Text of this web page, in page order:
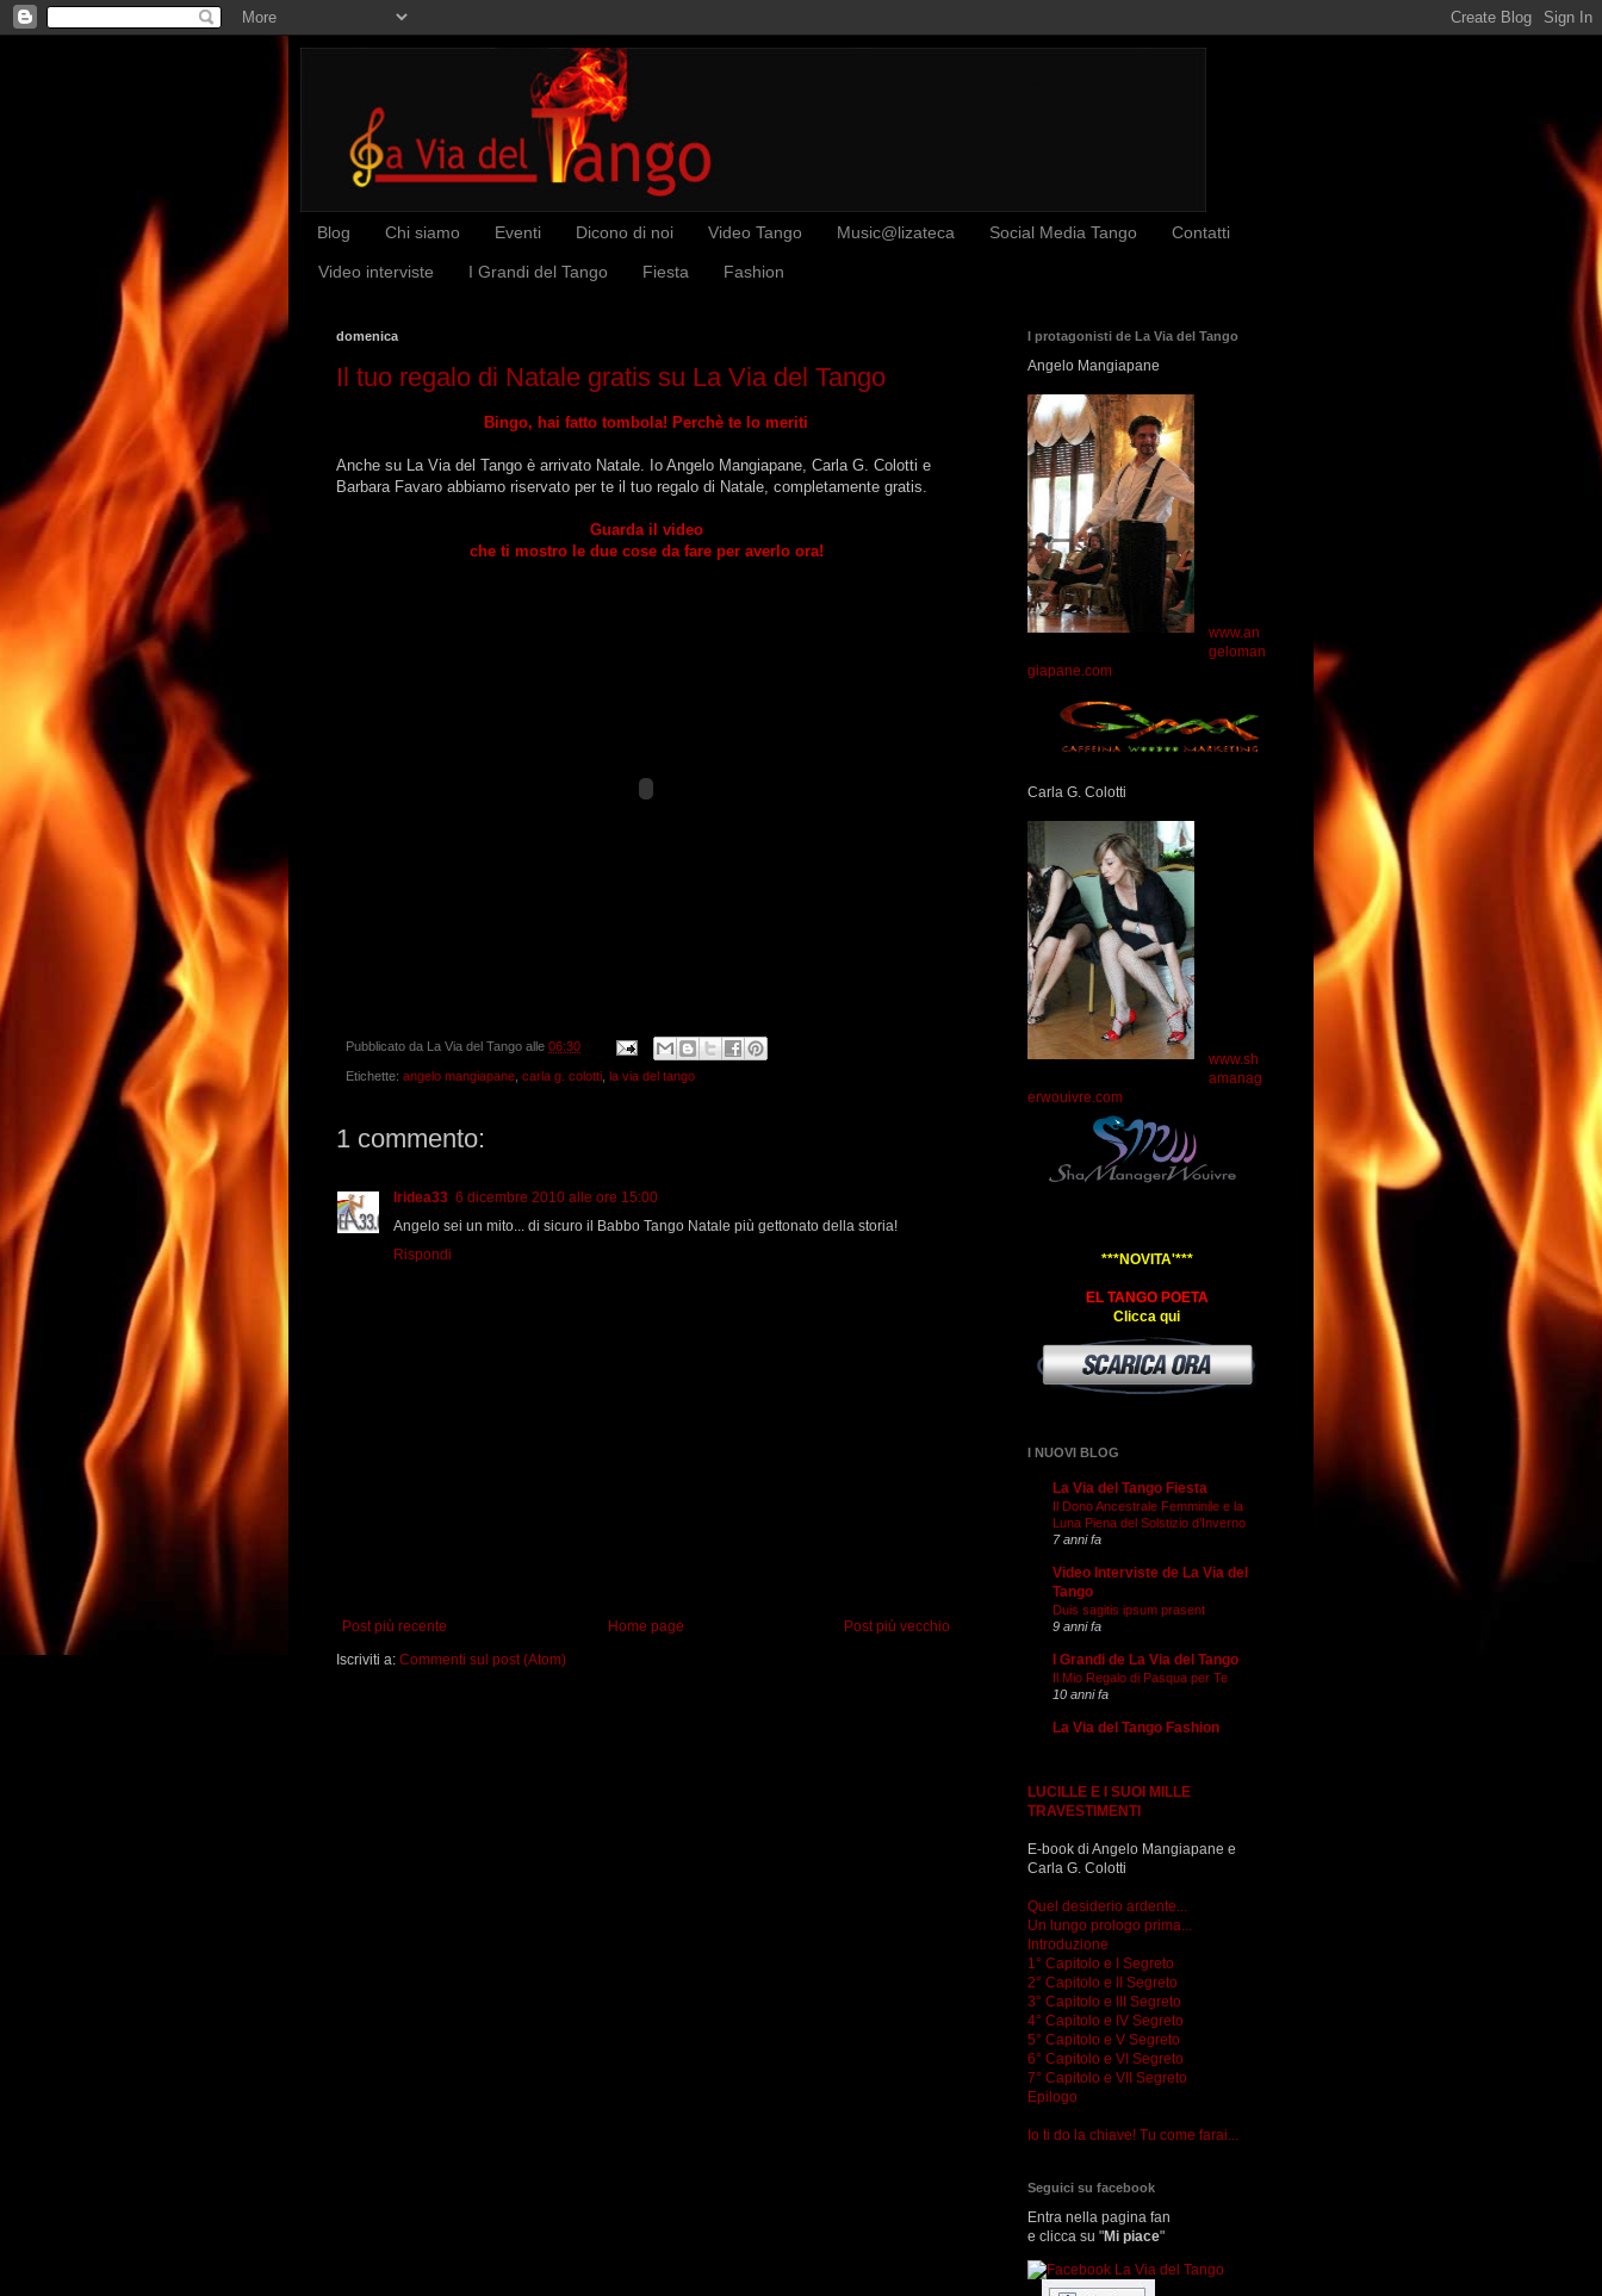
Blog Chi siamo Eventi Dicono di noi Video Tango Music@lizateca Social Media Tango Contatti
Video interviste I Grandi del Tango Fiesta Fashion
domenica
Il tuo regalo di Natale gratis su La Via del Tango
Bingo, hai fatto tombola! Perchè te lo meriti
Anche su La Via del Tango è arrivato Natale. Io Angelo Mangiapane, Carla G. Colotti e
Barbara Favaro abbiamo riservato per te il tuo regalo di Natale, completamente gratis.
Guarda il video
che ti mostro le due cose da fare per averlo ora!
Pubblicato da La Via del Tango alle 06:30
Etichette: angelo mangiapane carla g. colotti la via del tango
1 commento:
Iridea33 6 dicembre 2010 alle ore 15:00
Angelo sei un mito... di sicuro il Babbo Tango Natale più gettonato della storia!
Rispondi
Post più recente Post più vecchio
Home page
Iscriviti a: Commenti sul post (Atom)
I protagonisti de La Via del Tango
Angelo Mangiapane
www.an
geloman
giapane.com
Carla G. Colotti
www.sh
amanag
erwouivre.com
***NOVITA'***
EL TANGO POETA
Clicca qui
I NUOVI BLOG
La Via del Tango Fiesta
Il Dono Ancestrale Femminile e la
Luna Piena del Solstizio d’Inverno
7 anni fa
Video Interviste de La Via del
Tango
Duis sagitis ipsum prasent
9 anni fa
I Grandi de La Via del Tango
Il Mio Regalo di Pasqua per Te
10 anni fa
La Via del Tango Fashion
LUCILLE E I SUOI MILLE
TRAVESTIMENTI
E-book di Angelo Mangiapane e
Carla G. Colotti
Quel desiderio ardente...
Un lungo prologo prima...
Introduzione
1° Capitolo e I Segreto
2° Capitolo e II Segreto
3° Capitolo e III Segreto
4° Capitolo e IV Segreto
5° Capitolo e V Segreto
6° Capitolo e VI Segreto
7° Capitolo e VII Segreto
Epilogo
Io ti do la chiave! Tu come farai...
Seguici su facebook
Entra nella pagina fan
e clicca su "Mi piace"